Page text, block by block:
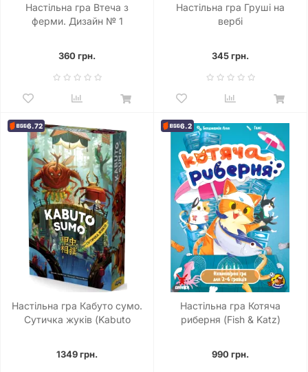
Настільна гра Втеча з
ферми. Дизайн № 1
360 грн.
Настільна гра Груші на
вербі
345 грн.
6.72
Настільна гра Кабуто сумо.
Сутичка жуків (Kabuto
1349 грн.
6.2
Настільна гра Котяча
риберня (Fish & Katz)
990 грн.